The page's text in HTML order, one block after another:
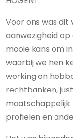
Voor ons was
aanwezigheid
mooie kans om
waarbij we hen
werking en
rechtbanken,
maatschappelijk
profielen en